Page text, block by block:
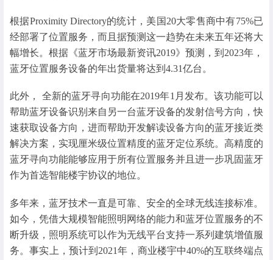
根据Proximity Directory的统计，美国20大零售商中有75%已
经部署了位置服务，而且据预测这一趋势在未来五年还将大
幅增长。根据《蓝牙市场最新资讯2019》预测，到2023年，
蓝牙位置服务设备的年出货量将达到4.31亿台。
此外， 全新的蓝牙寻向功能在2019年1月发布。该功能可以
帮助蓝牙设备识别来自另一台蓝牙设备的发射信号方向，快
速获取设备方向，进而帮助开发解读设备方向的蓝牙接近类
解决方案，实现厘米级位置精度的蓝牙定位系统。高精度的
蓝牙寻向功能能够应用于所有位置服务并且进一步巩固蓝牙
作为首选智能楼宇协议的地位。
多年来，蓝牙技术一直是可靠、安全的全球无线连接标准。
如今，凭借大规模智能照明网络的能力和蓝牙位置服务的不
断升级，照明系统可以作为无线平台支持一系列建筑增值服
务。事实上，预计到2021年，商业楼宇中40%的互联终端点